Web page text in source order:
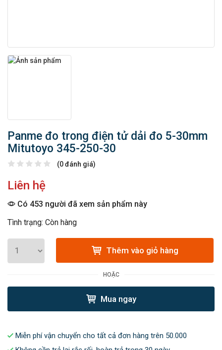
Panme đo trong điện tử dải đo 5-30mm
Mitutoyo 345-250-30
(0 đánh giá)
Liên hệ
Có 453 người đã xem sản phẩm này
Tình trạng: Còn hàng
Thêm vào giỏ hàng
HOẶC
Mua ngay
Miễn phí vận chuyển cho tất cả đơn hàng trên 50.000